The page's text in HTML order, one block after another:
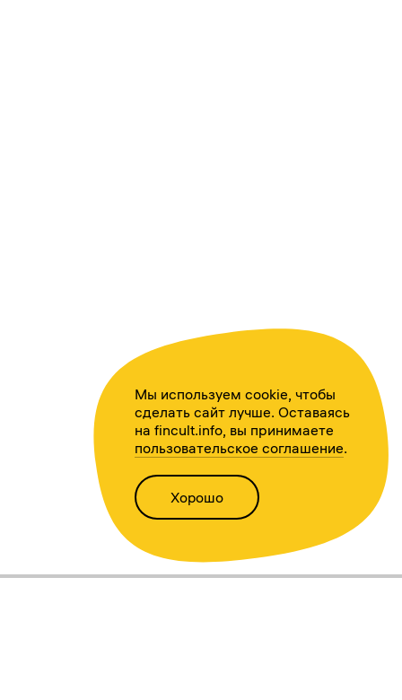
Мы используем cookie, чтобы
сделать сайт лучше. Оставаясь
на fincult.info, вы принимаете
пользовательское соглашение.
Хорошо